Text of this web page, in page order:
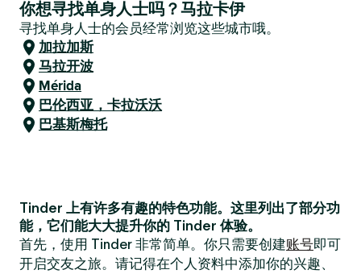
你想寻找单身人士吗？马拉卡伊
寻找单身人士的会员经常浏览这些城市哦。
加拉加斯
马拉开波
Mérida
巴伦西亚，卡拉沃沃
巴基斯梅托
Tinder 上有许多有趣的特色功能。这里列出了部分功
能，它们能大大提升你的 Tinder 体验。
首先，使用 Tinder 非常简单。你只需要创建账号即可
开启交友之旅。请记得在个人资料中添加你的兴趣、